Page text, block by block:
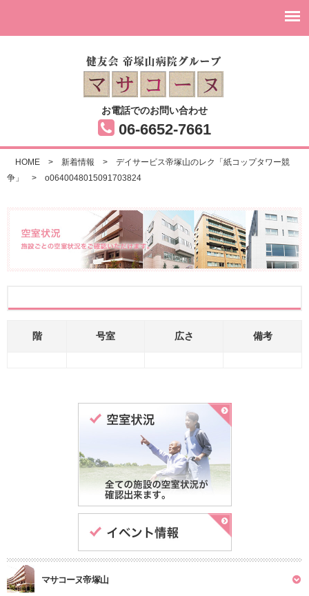
お電話でのお問い合わせ
06-6652-7661
HOME > 新着情報 >
デイサービス帝塚山のレク「紙コップタワー競
争」
> o0640048015091703824
階 号室 広さ 備考
マサコーヌ帝塚山